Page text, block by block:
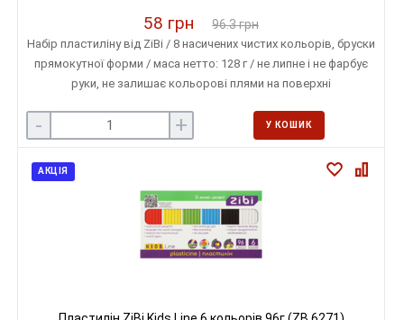
58 грн 96.3 грн
Набір пластиліну від ZiBi / 8 насичених чистих кольорів, бруски
прямокутної форми / маса нетто: 128 г / не липне і не фарбує
руки, не залишає кольорові плями на поверхні
- + У КОШИК
АКЦІЯ